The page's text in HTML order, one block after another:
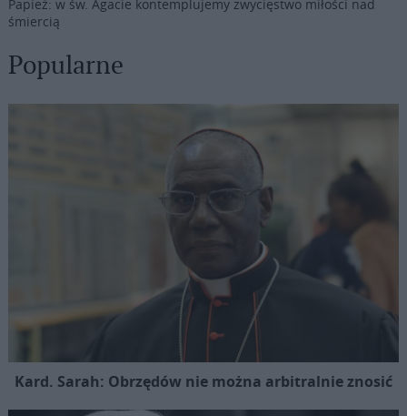
Papież: w św. Agacie kontemplujemy zwycięstwo miłości nad
śmiercią
Popularne
Kard. Sarah: Obrzędów nie można arbitralnie znosić